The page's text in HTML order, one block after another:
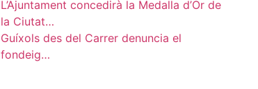
L’Ajuntament concedirà la Medalla d’Or de
la Ciutat…
Guíxols des del Carrer denuncia el
fondeig…